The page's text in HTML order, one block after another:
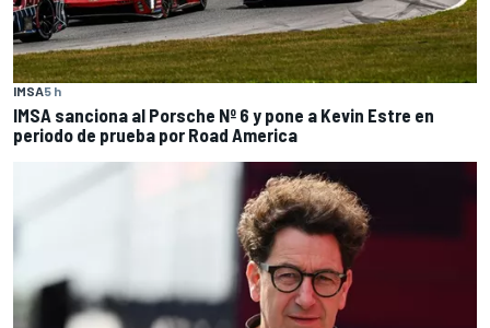
IMSA5 h
IMSA sanciona al Porsche Nº 6 y pone a Kevin Estre en
periodo de prueba por Road America